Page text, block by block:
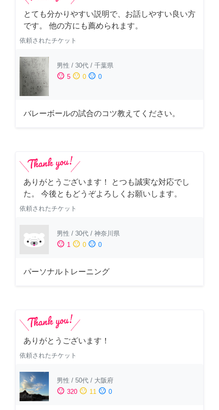
とても分かりやすい説明で、お話しやすい良い方
です。 他の方にも薦められます。
依頼されたチケット
男性 / 30代 / 千葉県
sentiment_satisfied 5 sentiment_neutral 0 sentiment_dissatisfied 0
バレーボールの試合のコツ教えてください。
ありがとうございます！ とつも誠実な対応でし
た。 今後ともどうぞよろしくお願いします。
依頼されたチケット
男性 / 30代 / 神奈川県
sentiment_satisfied 1 sentiment_neutral 0 sentiment_dissatisfied 0
パーソナルトレーニング
ありがとうございます！
依頼されたチケット
男性 / 50代 / 大阪府
sentiment_satisfied 320 sentiment_neutral 11 sentiment_dissatisfied 0